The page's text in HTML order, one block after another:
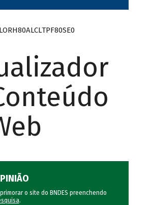
o site do BNDES preenchendo
.